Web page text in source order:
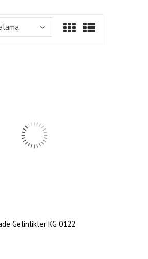
Gelinlikler KG 0122